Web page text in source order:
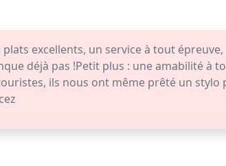
plats excellents, un service à tout
déjà pas !Petit plus : une amabilité à
ils nous ont même prêté un stylo